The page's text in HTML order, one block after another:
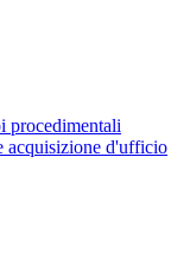
procedimentali
acquisizione d'ufficio